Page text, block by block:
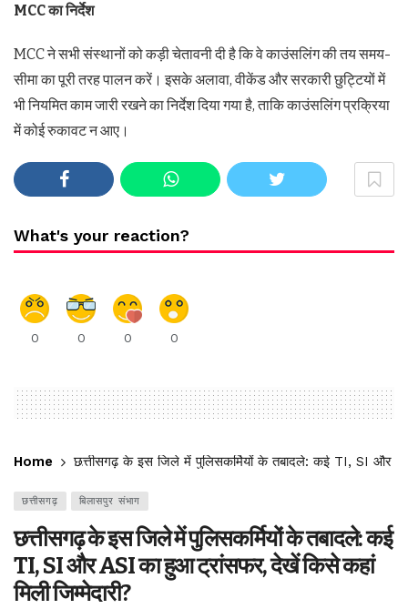
MCCकानिर्देश
MCC ने सभी संस्थानों को कड़ी चेतावनी दी है कि वे काउंसलिंग की तय समय-
सीमा का पूरी तरह पालन करें। इसके अलावा, वीकेंड और सरकारी छुट्टियों में
भी नियमित काम जारी रखने का निर्देश दिया गया है, ताकि काउंसलिंग प्रक्रिया
में कोई रुकावट न आए।
What's your reaction?
0 0 0 0
Home छत्तीसगढ़ के इस जिले में पुलिसकर्मियों के तबादले: कई TI, SI और
छत्तीसगढ़ बिलासपुर संभाग
छत्तीसगढ़ के इस जिले में पुलिसकर्मियों के तबादले: कई
TI, SI और ASI का हुआ ट्रांसफर, देखें किसे कहां
मिली जिम्मेदारी?